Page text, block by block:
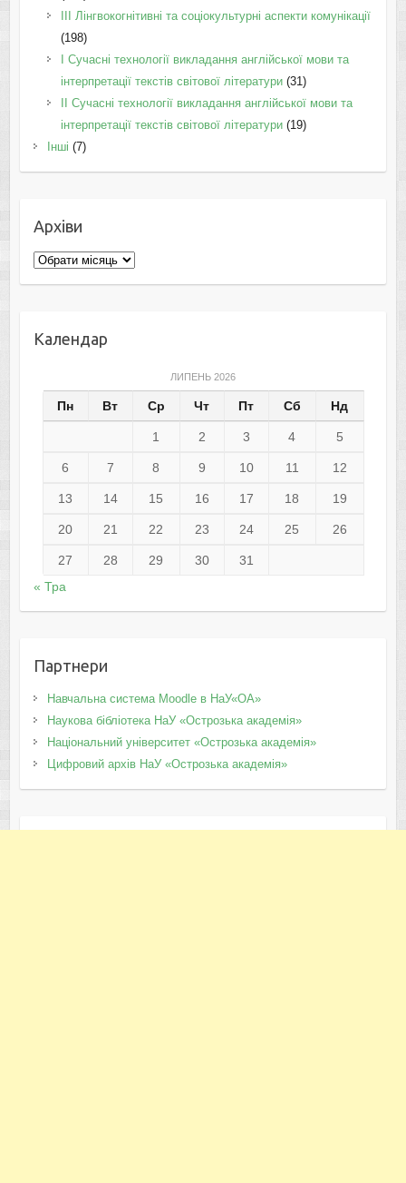
IІI Лінгвокогнітивні та соціокультурні аспекти комунікації
(198)
I Cучасні технології викладання англійської мови та
інтерпретації текстів світової літератури(31)
II Cучасні технології викладання англійської мови та
інтерпретації текстів світової літератури(19)
Інші (7)
Архіви
Архіви
Календар
ЛИПЕНЬ 2026
Пн Вт Ср Чт Пт Сб Нд
1 2 3 4 5
6 7 8 9 10 11 12
13 14 15 16 17 18 19
20 21 22 23 24 25 26
27 28 29 30
31
« Тра
Партнери
Навчальна система Moodle в НаУ«ОА»
Наукова бібліотека НаУ «Острозька академія»
Національний університет «Острозька академія»
Цифровий архів НаУ «Острозька академія»